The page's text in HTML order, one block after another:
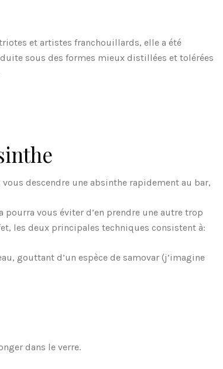
et artistes franchouillards, elle a été
sous des formes mieux distillées et tolérées
descendre une absinthe rapidement au bar,
vous éviter d’en prendre une autre trop
les deux principales techniques consistent à:
gouttant d’un espèce de samovar (j’imagine
dans le verre.